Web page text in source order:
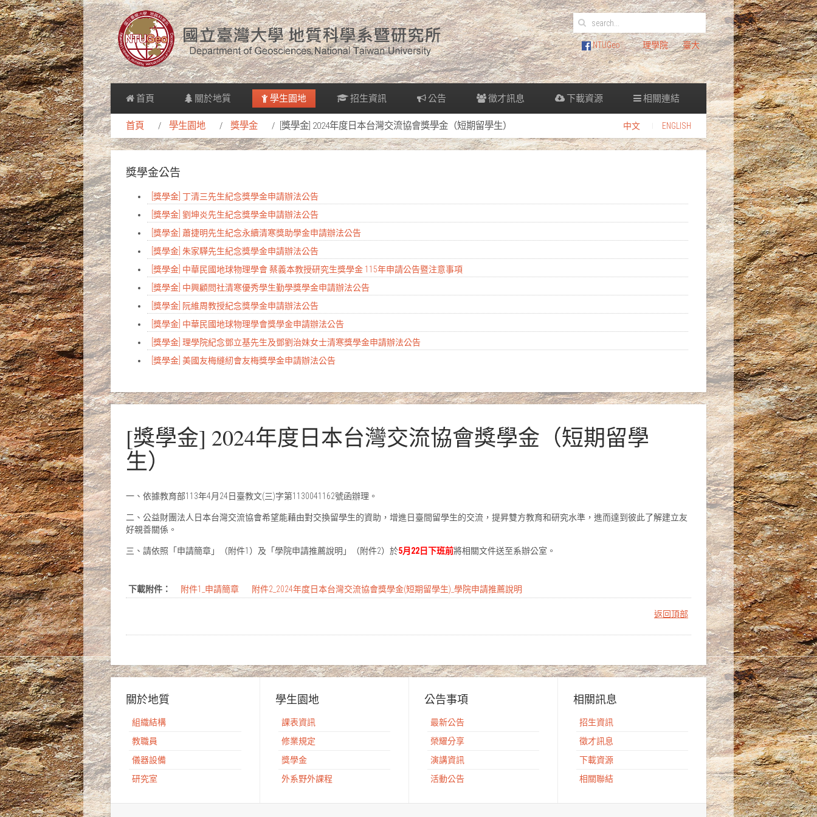
NTUGeo 理學院 臺大
首頁 關於地質 學生園地 招生資訊 公告 徵才訊息 下載資源 相關連結
首頁 學生園地 獎學金 [獎學金] 2024年度日本台灣交流協會獎學金（短期留學生） 中文 ENGLISH
獎學金公告
[獎學金] 丁清三先生紀念獎學金申請辦法公告
[獎學金] 劉坤炎先生紀念獎學金申請辦法公告
[獎學金] 蕭捷明先生紀念永續清寒獎助學金申請辦法公告
[獎學金] 朱家驊先生紀念獎學金申請辦法公告
[獎學金] 中華民國地球物理學會 蔡義本教授研究生獎學金 115年申請公告暨注意事項
[獎學金] 中興顧問社清寒優秀學生勤學獎學金申請辦法公告
[獎學金] 阮維周教授紀念獎學金申請辦法公告
[獎學金] 中華民國地球物理學會獎學金申請辦法公告
[獎學金] 理學院紀念鄧立基先生及鄧劉治妹女士清寒獎學金申請辦法公告
[獎學金] 美國友梅縫紉會友梅獎學金申請辦法公告
[獎學金] 2024年度日本台灣交流協會獎學金（短期留學
生）
一、依據教育部113年4月24日臺教文(三)字第1130041162號函辦理。
二、公益財團法人日本台灣交流協會希望能藉由對交換留學生的資助，增進日臺間留學生的交流，提昇雙方教育和研究水準，進而達到彼此了解建立友
好親善關係。
三、請依照「申請簡章」（附件1）及「學院申請推薦說明」（附件2）於5月22日下班前將相關文件送至系辦公室。
下載附件： 附件1_申請簡章 附件2_2024年度日本台灣交流協會獎學金(短期留學生)_學院申請推薦說明
返回頂部
關於地質
組織結構
教職員
儀器設備
研究室
學生園地
課表資訊
修業規定
獎學金
外系野外課程
公告事項
最新公告
榮耀分享
演講資訊
活動公告
相關訊息
招生資訊
徵才訊息
下載資源
相關聯結